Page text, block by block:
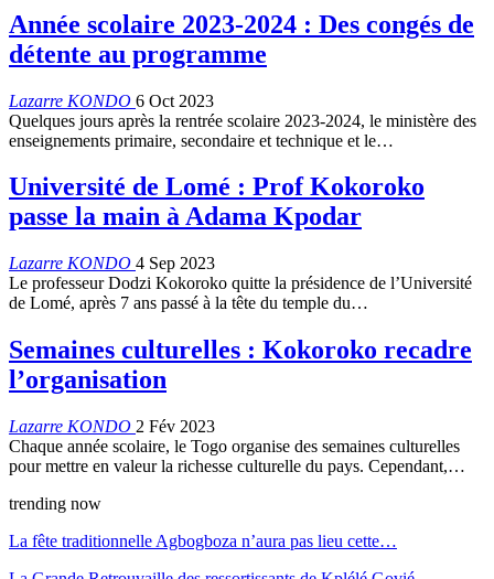
Année scolaire 2023-2024 : Des congés de
détente au programme
Lazarre KONDO 6 Oct 2023
Quelques jours après la rentrée scolaire 2023-2024, le ministère des
enseignements primaire, secondaire et technique et le…
Université de Lomé : Prof Kokoroko
passe la main à Adama Kpodar
Lazarre KONDO 4 Sep 2023
Le professeur Dodzi Kokoroko quitte la présidence de l’Université
de Lomé, après 7 ans passé à la tête du temple du…
Semaines culturelles : Kokoroko recadre
l’organisation
Lazarre KONDO 2 Fév 2023
Chaque année scolaire, le Togo organise des semaines culturelles
pour mettre en valeur la richesse culturelle du pays. Cependant,…
trending now
La fête traditionnelle Agbogboza n’aura pas lieu cette…